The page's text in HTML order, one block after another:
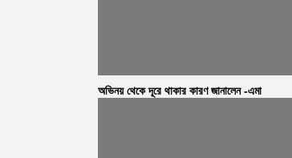
অভিনয় থেকে দূরে থাকার কারণ জানালেন -এমা